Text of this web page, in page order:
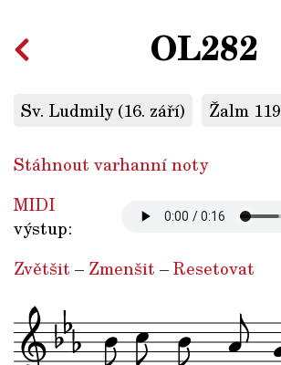
OL282
Sv. Ludmily (16. září) Žalm 119
Stáhnout varhanní noty
MIDI
výstup:
Zvětšit – Zmenšit –Resetovat